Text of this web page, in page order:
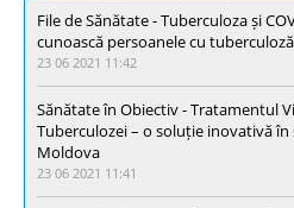
File de Sănătate - Тuberculoza și
cunoască persoanele cu tuberculoză
23 06 2021 11:42
Sănătate în Obiectiv - Tratamentul
Tuberculozei – o soluție inovativă
Moldova
23 06 2021 11:41